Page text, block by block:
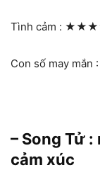
Tình cảm :
Con số may mắn
– Song Tử
cảm xúc